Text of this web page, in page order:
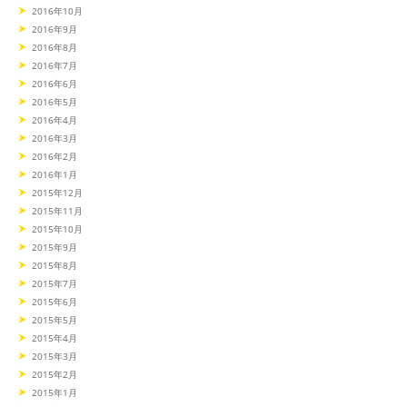
2016年10月
2016年9月
2016年8月
2016年7月
2016年6月
2016年5月
2016年4月
2016年3月
2016年2月
2016年1月
2015年12月
2015年11月
2015年10月
2015年9月
2015年8月
2015年7月
2015年6月
2015年5月
2015年4月
2015年3月
2015年2月
2015年1月